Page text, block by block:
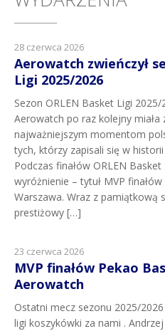
28 czerwca 2026
Aerowatch zwieńczył
Ligi 2025/2026
Sezon ORLEN Basket Ligi
Aerowatch po raz kolejny miała
najważniejszym momentom
tych, którzy zapisali się w
Podczas finałów ORLEN
wyróżnienie – tytuł MVP
Warszawa. Wraz z pamiątkową
prestiżowy […]
23 czerwca 2026
MVP finałów Pekao
Aerowatch
Ostatni mecz sezonu 2025/
ligi koszykówki za nami .